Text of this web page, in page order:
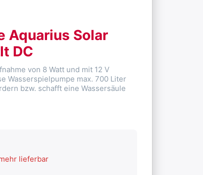
Aquarius Solar
DC
von 8 Watt und mit 12 V
Wasserspielpumpe max. 700 Liter
bzw. schafft eine Wassersäule
lieferbar